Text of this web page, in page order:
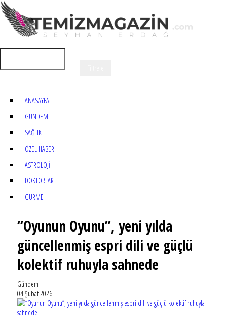
ANASAYFA
GÜNDEM
SAĞLIK
ÖZEL HABER
ASTROLOJİ
DOKTORLAR
GURME
“Oyunun Oyunu”, yeni yılda
güncellenmiş espri dili ve güçlü
kolektif ruhuyla sahnede
Gündem
04 Şubat 2026